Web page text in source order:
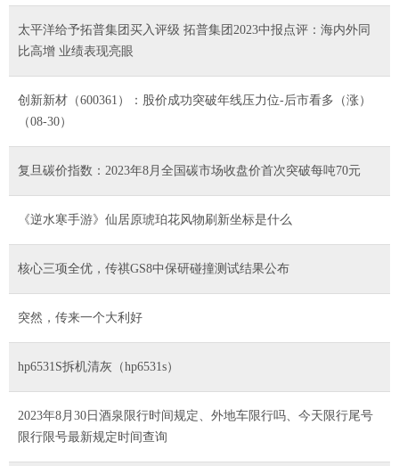
太平洋给予拓普集团买入评级 拓普集团2023中报点评：海内外同
比高增 业绩表现亮眼
创新新材（600361）：股价成功突破年线压力位-后市看多（涨）
（08-30）
复旦碳价指数：2023年8月全国碳市场收盘价首次突破每吨70元
《逆水寒手游》仙居原琥珀花风物刷新坐标是什么
核心三项全优，传祺GS8中保研碰撞测试结果公布
突然，传来一个大利好
hp6531S拆机清灰（hp6531s）
2023年8月30日酒泉限行时间规定、外地车限行吗、今天限行尾号
限行限号最新规定时间查询